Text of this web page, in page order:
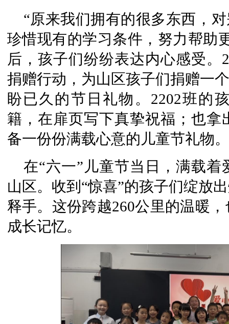
“原来我们拥有的很多东西，
珍惜现有的学习条件，努力帮助
后，孩子们纷纷表达内心感受。
捐赠行动，为山区孩子们捐赠一
盼已久的节日礼物。2202班的
籍，在扉页写下真挚祝福；也
备一份份满载心意的儿童节礼物。
在“六一”儿童节当日，满载
山区。收到“惊喜”的孩子们绽放
释手。这份跨越260公里的温暖
成长记忆。